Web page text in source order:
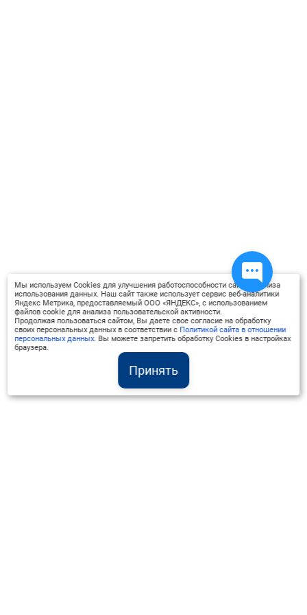
Принять
Мы используем Cookies для улучшения работоспособности сайта, анализа
использования данных. Наш сайт также использует сервис веб-аналитики
Яндекс Метрика, предоставляемый ООО «ЯНДЕКС», с использованием
файлов cookie для анализа пользовательской активности.
Продолжая пользоваться сайтом, Вы даете свое согласие на обработку
своих персональных данных в соответствии с Политикой сайта в отношении
персональных данных. Вы можете запретить обработку Cookies в настройках
браузера.